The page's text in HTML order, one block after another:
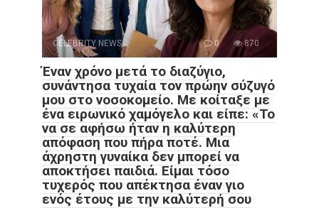
CELEBRITY NEWS 0 870
Έναν χρόνο μετά το διαζύγιο,
συνάντησα τυχαία τον πρώην σύζυγό
μου στο νοσοκομείο. Με κοίταξε με
ένα ειρωνικό χαμόγελο και είπε: «Το
να σε αφήσω ήταν η καλύτερη
απόφαση που πήρα ποτέ. Μια
άχρηστη γυναίκα δεν μπορεί να
αποκτήσει παιδιά. Είμαι τόσο
τυχερός που απέκτησα έναν γιο
ενός έτους με την καλύτερή σου